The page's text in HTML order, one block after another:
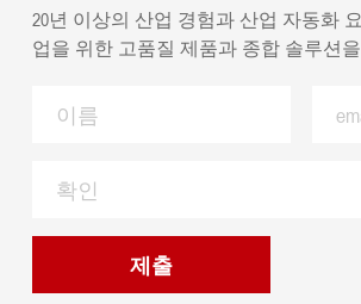
20년 이상의 산업 경험과 산업 자동화
업을 위한 고품질 제품과 종합 솔루션